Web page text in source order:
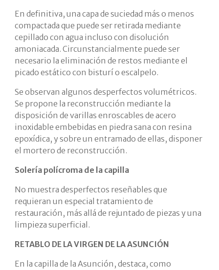
En definitiva, una capa de suciedad más o menos
compactada que puede ser retirada mediante
cepillado con agua incluso con disolución
amoniacada. Circunstancialmente puede ser
necesario la eliminación de restos mediante el
picado estático con bisturí o escalpelo.
Se observan algunos desperfectos volumétricos.
Se propone la reconstrucción mediante la
disposición de varillas enroscables de acero
inoxidable embebidas en piedra sana con resina
epoxídica, y sobre un entramado de ellas, disponer
el mortero de reconstrucción.
Solería polícroma de la capilla
No muestra desperfectos reseñables que
requieran un especial tratamiento de
restauración, más allá de rejuntado de piezas y una
limpieza superficial.
RETABLO DE LA VIRGEN DE LA ASUNCIÓN
En la capilla de la Asunción, destaca, como